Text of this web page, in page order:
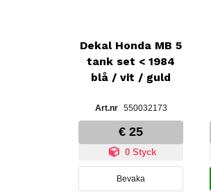
Dekal Honda MB 5
tank set < 1984
blå / vit / guld
550032173
€ 25
0 Styck
Bevaka